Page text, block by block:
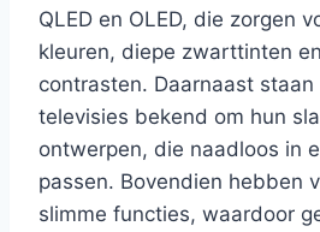
QLED en OLED, die zorgen
kleuren, diepe zwarttinten
contrasten. Daarnaast staan
televisies bekend om hun
ontwerpen, die naadloos in
passen. Bovendien hebben
slimme functies, waardoor